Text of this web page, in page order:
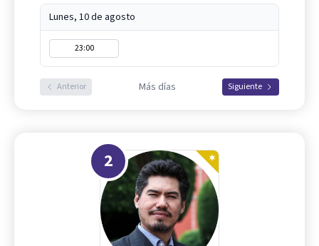
Lunes, 10 de agosto
23:00
Anterior Más días Siguiente
2